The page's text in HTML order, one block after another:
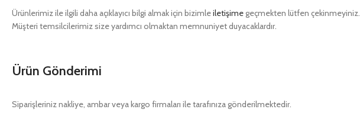
Ürünlerimiz ile ilgili daha açıklayıcı bilgi almak için bizimleiletişimegeçmekten lütfen çekinmeyiniz.
Müşteri temsilcilerimiz size yardımcı olmaktan memnuniyet duyacaklardır.
Ürün Gönderimi
Siparişleriniz nakliye, ambar veya kargo firmaları ile tarafınıza gönderilmektedir.